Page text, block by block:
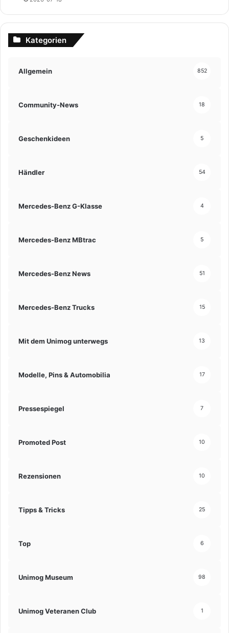
Kategorien
Allgemein 852
Community-News 18
Geschenkideen 5
Händler 54
Mercedes-Benz G-Klasse 4
Mercedes-Benz MBtrac 5
Mercedes-Benz News 51
Mercedes-Benz Trucks 15
Mit dem Unimog unterwegs 13
Modelle, Pins & Automobilia 17
Pressespiegel 7
Promoted Post 10
Rezensionen 10
Tipps & Tricks 25
Top 6
Unimog Museum 98
Unimog Veteranen Club 1